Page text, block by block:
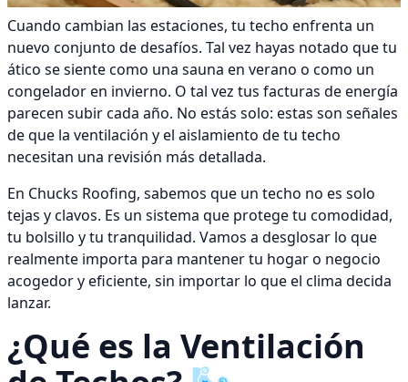
Cuando cambian las estaciones, tu techo enfrenta un
nuevo conjunto de desafíos. Tal vez hayas notado que tu
ático se siente como una sauna en verano o como un
congelador en invierno. O tal vez tus facturas de energía
parecen subir cada año. No estás solo: estas son señales
de que la ventilación y el aislamiento de tu techo
necesitan una revisión más detallada.
En Chucks Roofing, sabemos que un techo no es solo
tejas y clavos. Es un sistema que protege tu comodidad,
tu bolsillo y tu tranquilidad. Vamos a desglosar lo que
realmente importa para mantener tu hogar o negocio
acogedor y eficiente, sin importar lo que el clima decida
lanzar.
¿Qué es la Ventilación